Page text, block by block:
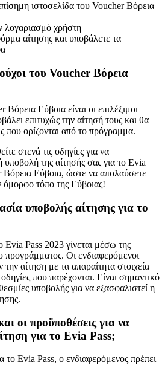
ιστοσελίδα του Voucher Βόρεια
λογαριασμό χρήστη
αίτησης και υποβάλετε τα
του Voucher Βόρεια
Βόρεια Εύβοια είναι οι επιλέξιμοι
επιτυχώς την αίτησή τους και θα
που ορίζονται από το πρόγραμμα.
στενά τις οδηγίες για να
υποβολή της αίτησής σας για το Evia
Βόρεια Εύβοια, ώστε να απολαύσετε
όμορφο τόπο της Εύβοιας!
υποβολής αίτησης για το
Evia Pass 2023 γίνεται μέσω της
προγράμματος. Οι ενδιαφερόμενοι
αίτηση με τα απαραίτητα στοιχεία
που παρέχονται. Είναι σημαντικό
υποβολής για να εξασφαλιστεί η
οι προϋποθέσεις για να
για το Evia Pass;
το Evia Pass, ο ενδιαφερόμενος πρέπει